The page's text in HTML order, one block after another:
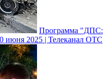
Программа "ДПС:
июня 2025 | Телеканал ОТС